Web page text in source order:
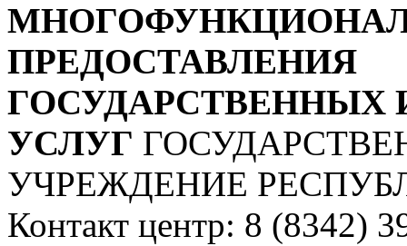
ПРЕДОСТАВЛЕНИЯ
УСЛУГ
УЧРЕЖДЕНИЕ
Контакт центр: 8 (8342)